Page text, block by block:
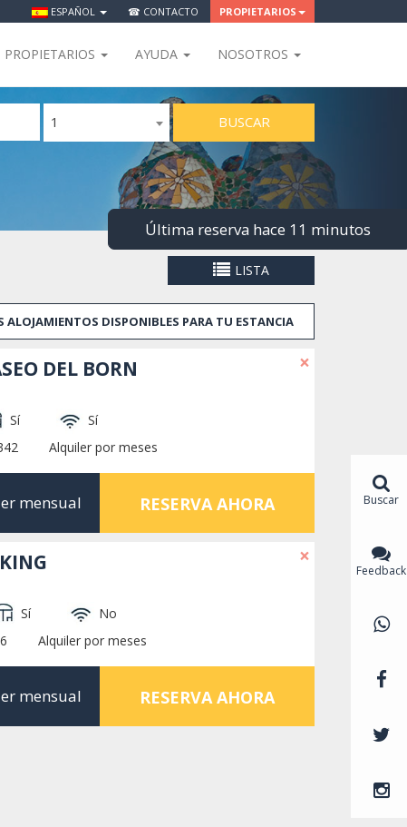
ESPAÑOL ☎ CONTACTO PROPIETARIOS
PROPIETARIOS AYUDA NOSOTROS
1 BUSCAR
LISTA
ALOJAMIENTOS DISPONIBLES PARA TU ESTANCIA
×
DEL BORN
Sí
Sí
Alquiler por meses
mensual RESERVA AHORA
×
Sí
No
Alquiler por meses
mensual RESERVA AHORA
Última reserva hace 11 minutos
Buscar
Feedback